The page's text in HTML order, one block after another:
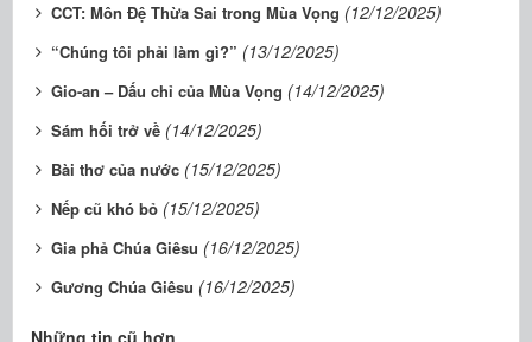
CCT: Môn Đệ Thừa Sai trong Mùa Vọng (12/12/2025)
“Chúng tôi phải làm gì?” (13/12/2025)
Gio-an – Dấu chỉ của Mùa Vọng (14/12/2025)
Sám hối trở về (14/12/2025)
Bài thơ của nước (15/12/2025)
Nếp cũ khó bỏ (15/12/2025)
Gia phả Chúa Giêsu (16/12/2025)
Gương Chúa Giêsu (16/12/2025)
Những tin cũ hơn